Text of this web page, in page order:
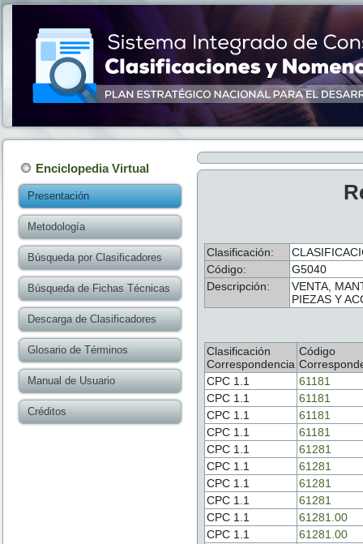
Enciclopedia Virtual
Presentación
Metodología
Búsqueda por Clasificadores
Búsqueda de Fichas Técnicas
Descarga de Clasificadores
Glosario de Términos
Manual de Usuario
Créditos
Clasificación:
Código:
G5040
Descripción:
VENTA,
PIEZAS Y
Clasificación
Correspondencia
Código
CPC 1.1
61181
CPC 1.1
61181
CPC 1.1
61181
CPC 1.1
61181
CPC 1.1
61281
CPC 1.1
61281
CPC 1.1
61281
CPC 1.1
61281
CPC 1.1
61281.00
CPC 1.1
61281.00